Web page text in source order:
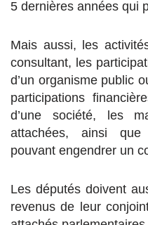
5 dernières années qui
Mais aussi, les
consultant, les
d’un organisme public
participations
d’une société, les
attachées, ainsi
pouvant engendrer un
Les députés doivent
revenus de leur